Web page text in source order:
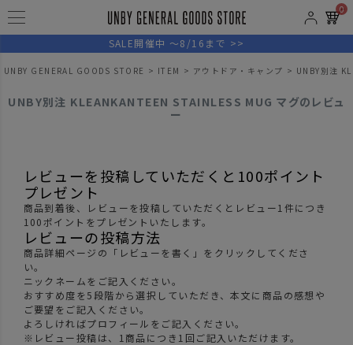
0
SALE開催中 ～8/16まで >>
UNBY GENERAL GOODS STORE ITEM アウトドア・キャンプ UNBY別注
UNBY別注 KLEANKANTEEN STAINLESS MUG マグのレビュ
ー
レビューを投稿していただくと100ポイント
プレゼント
商品到着後、レビューを投稿していただくとレビュー1件につき
100ポイントをプレゼントいたします。
レビューの投稿方法
商品詳細ページの「レビューを書く」をクリックしてくださ
い。
ニックネームをご記入ください。
おすすめ度を5段階から選択していただき、本文に商品の感想や
ご要望をご記入ください。
よろしければプロフィールをご記入ください。
※レビュー投稿は、1商品につき1回ご記入いただけます。